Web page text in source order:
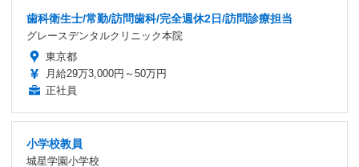
歯科衛生士/常勤/訪問歯科/完全週休2日/訪問診療担当
グレースデンタルクリニック本院
東京都
月給29万3,000円～50万円
正社員
小学校教員
城星学園小学校